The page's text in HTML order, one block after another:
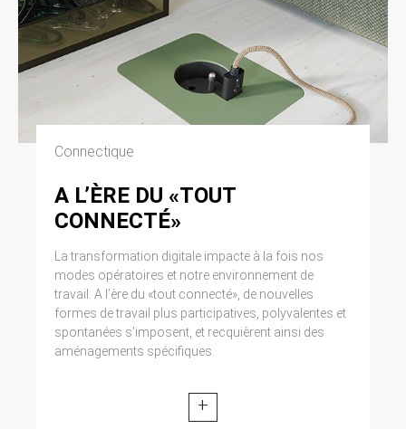
Connectique
A L’ÈRE DU «TOUT
CONNECTÉ»
La transformation digitale impacte à la fois nos
modes opératoires et notre environnement de
travail. A l’ère du «tout connecté», de nouvelles
formes de travail plus participatives, polyvalentes et
spontanées s’imposent, et recquièrent ainsi des
aménagements spécifiques.
+